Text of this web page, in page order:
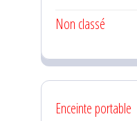
Non classé
Enceinte portable